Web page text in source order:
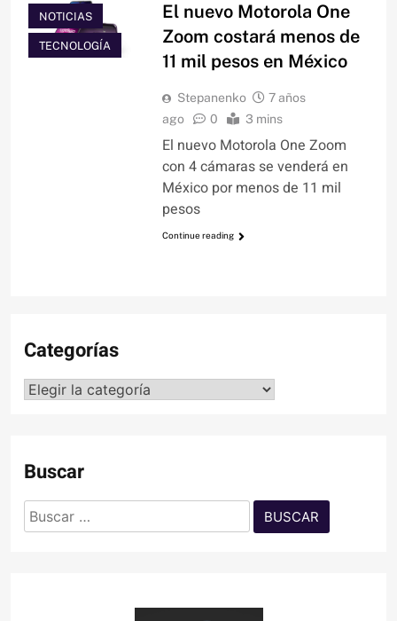
NOTICIAS
TECNOLOGÍA
El nuevo Motorola One
Zoom costará menos de
11 mil pesos en México
Stepanenko
7 años
ago
0 3 mins
El nuevo Motorola One Zoom
con 4 cámaras se venderá en
México por menos de 11 mil
pesos
Continue reading
Categorías
Categorías
Buscar
Buscar: